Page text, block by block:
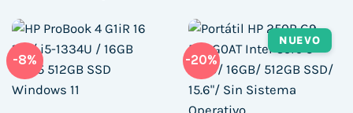
-8% -20%
NUEVO